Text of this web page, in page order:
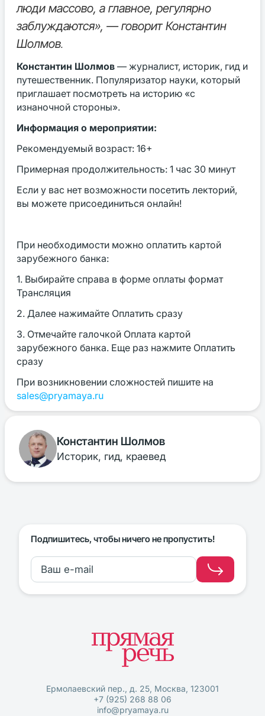
люди массово, а главное, регулярно
заблуждаются», — говорит Константин
Шолмов.
Константин Шолмов — журналист, историк, гид и
путешественник. Популяризатор науки, который
приглашает посмотреть на историю «с
изнаночной стороны».
Информация о мероприятии:
Рекомендуемый возраст: 16+
Примерная продолжительность: 1 час 30 минут
Если у вас нет возможности посетить лекторий,
вы можете присоединиться онлайн!
При необходимости можно оплатить картой
зарубежного банка:
1. Выбирайте справа в форме оплаты формат
Трансляция
2. Далее нажимайте Оплатить сразу
3. Отмечайте галочкой Оплата картой
зарубежного банка. Еще раз нажмите Оплатить
сразу
При возникновении сложностей пишите на
sales@pryamaya.ru
Константин Шолмов
Историк, гид, краевед
Подпишитесь, чтобы ничего не пропустить!
Ермолаевский пер., д. 25, Москва, 123001
+7 (925) 268 88 06
info@pryamaya.ru